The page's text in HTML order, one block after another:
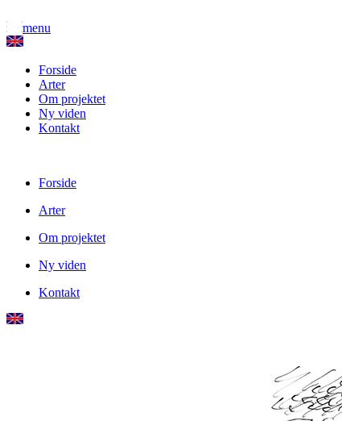
menu
Forside
Arter
Om projektet
Ny viden
Kontakt
Forside
Arter
Om projektet
Ny viden
Kontakt